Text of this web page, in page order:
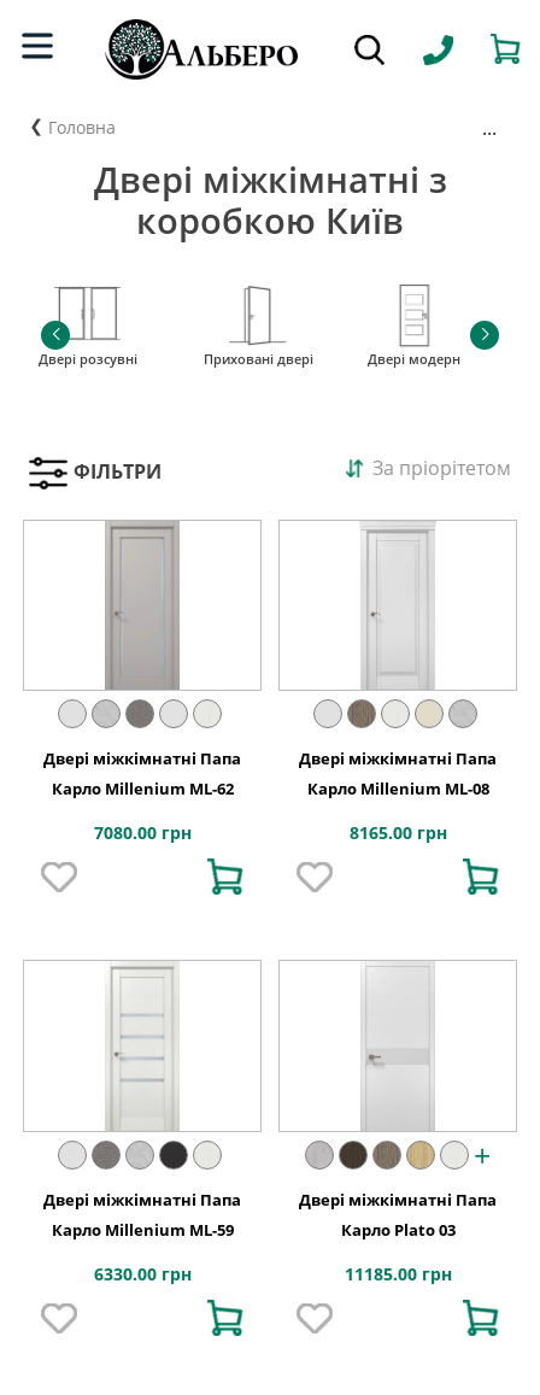
Головна ...
Двері міжкімнатні з
коробкою Київ
Двері розсувні Приховані двері Двері модерн
ФІЛЬТРИ За пріорітетом
Двері міжкімнатні Папа
Карло Millenium ML-62
7080.00 грн
Двері міжкімнатні Папа
Карло Millenium ML-08
8165.00 грн
Двері міжкімнатні Папа
Карло Millenium ML-59
6330.00 грн
+
Двері міжкімнатні Папа
Карло Plato 03
11185.00 грн